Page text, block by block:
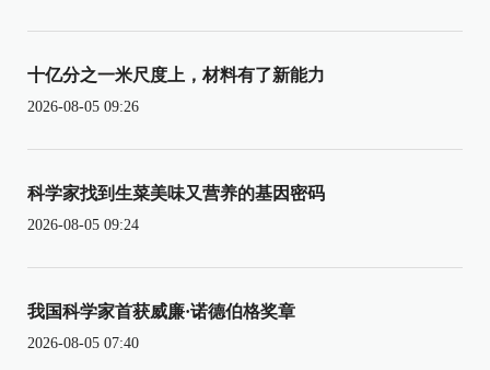
十亿分之一米尺度上，材料有了新能力
2026-08-05 09:26
科学家找到生菜美味又营养的基因密码
2026-08-05 09:24
我国科学家首获威廉·诺德伯格奖章
2026-08-05 07:40